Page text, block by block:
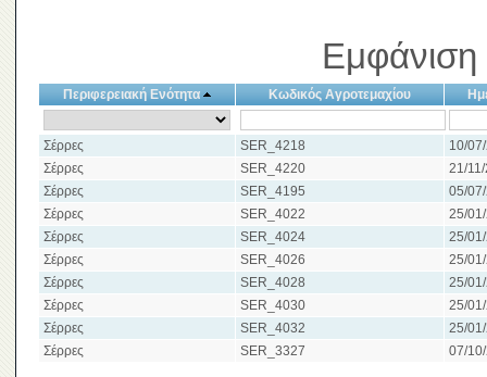
Περιφερειακή Ενότητα Κωδικός Αγροτεμαχίου
Σέρρες SER_4218
10/
Σέρρες
SER_4220
21/
Σέρρες
SER_4195
05/
Σέρρες
SER_4022
25/
Σέρρες
SER_4024
25/
Σέρρες
SER_4026
25/
Σέρρες
SER_4028
25/
Σέρρες
SER_4030
25/
Σέρρες
SER_4032
25/
Σέρρες
SER_3327 07/